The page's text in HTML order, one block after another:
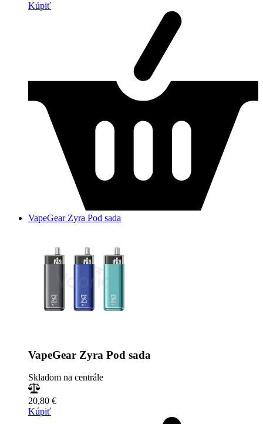
Kúpiť
VapeGear Zyra Pod sada
VapeGear Zyra Pod sada
Skladom na centrále
20,80 €
Kúpiť